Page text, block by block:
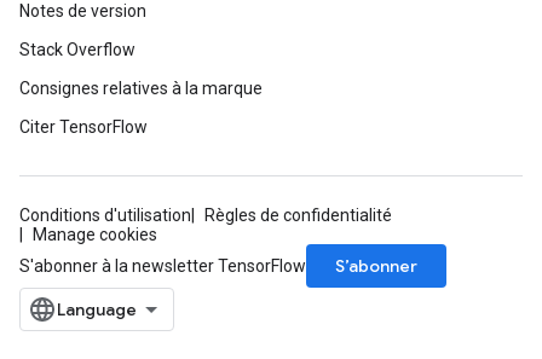
Notes de version
Stack Overflow
Consignes relatives à la marque
Citer TensorFlow
Conditions d'utilisation
Règles de confidentialité
Manage cookies
S'abonner à la newsletter TensorFlow
S’abonner